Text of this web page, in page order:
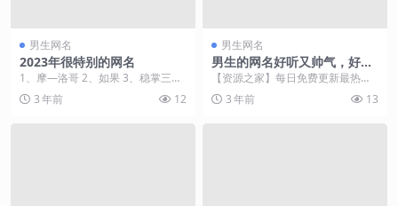
男生网名
2023年很特别的网名
1、摩—洛哥 2、如果 3、稳掌三界
权 4、感情路难走 5、来时路 6、我
早 7...3 年前 12
男生网名
男生的网名好听又帅气，好听
的网名男生适合男孩
【资源之家】每日免费更新最热门
的副业项目资源 男生的网名好
听又帅气 1、...
3 年前 13